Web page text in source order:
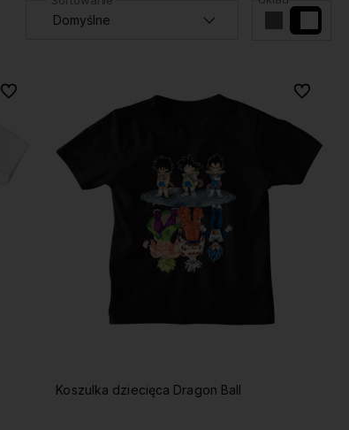
Do ulubionych
Koszulka dziecięca Dragon Ball
Do